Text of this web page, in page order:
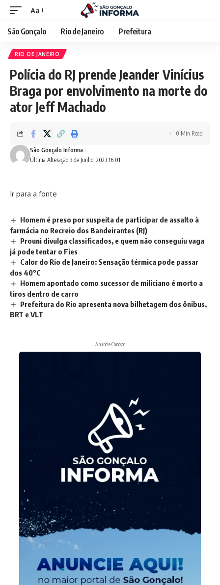
Aa
São Gonçalo Rio de Janeiro Prefeitura
RIO DE JANEIRO
Polícia do RJ prende Jeander Vinícius
Braga por envolvimento na morte do
ator Jeff Machado
Última Alteração 3 de Junho, 2023 16:01
São Gonçalo Informa
0 Min Read
Ir para a fonte
Homem é preso por suspeita de participar de assalto à
farmácia no Recreio dos Bandeirantes (RJ)
Prouni divulga classificados, e quem não conseguiu vaga
já pode tentar o Fies
Calor do Rio de Janeiro: Sensação térmica pode passar
dos 40°C
Homem apontado como sucessor de miliciano é morto a
tiros dentro de carro
Prefeitura do Rio apresenta nova bilhetagem dos ônibus,
BRT e VLT
Anuncie Conosco